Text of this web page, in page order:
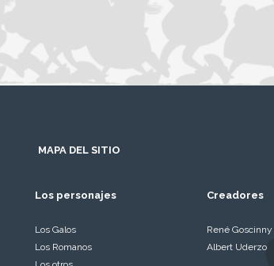
MAPA DEL SITIO
Los personajes
Los Galos
Los Romanos
Creadores
René Goscinny
Albert Uderzo